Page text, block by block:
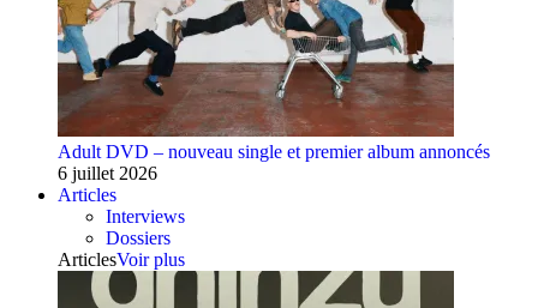
Adult DVD – nouveau single et premier album annoncés
6 juillet 2026
Articles
Interviews
Dossiers
ArticlesVoir plus